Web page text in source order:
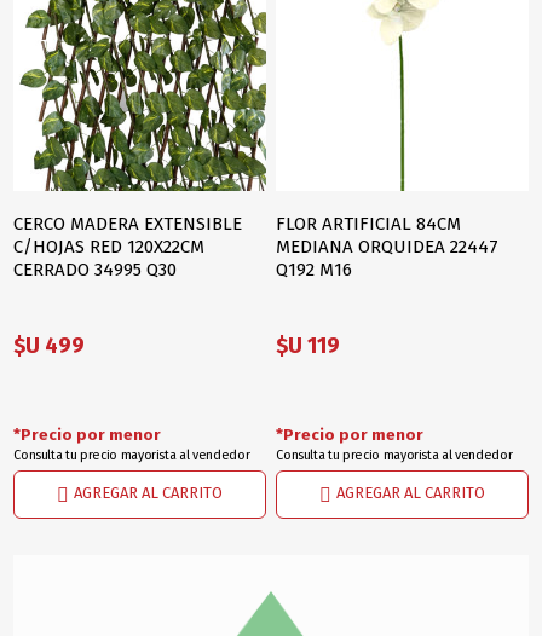
CERCO MADERA EXTENSIBLE
C/HOJAS RED 120X22CM
CERRADO 34995 Q30
$U 499
AGREGAR AL CARRITO
*Precio por menor
Consulta tu precio mayorista al vendedor
FLOR ARTIFICIAL 84CM
MEDIANA ORQUIDEA 22447
Q192 M16
$U 119
AGREGAR AL CARRITO
*Precio por menor
Consulta tu precio mayorista al vendedor